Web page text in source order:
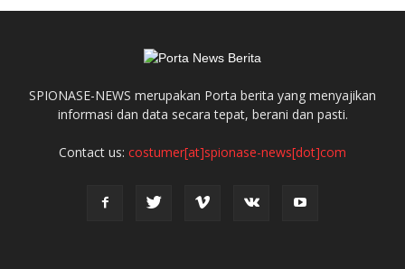
SPIONASE-NEWS merupakan Porta berita yang menyajikan
informasi dan data secara tepat, berani dan pasti.
Contact us: costumer[at]spionase-news[dot]com